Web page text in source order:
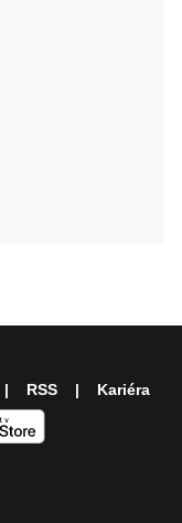
RSS Kariéra